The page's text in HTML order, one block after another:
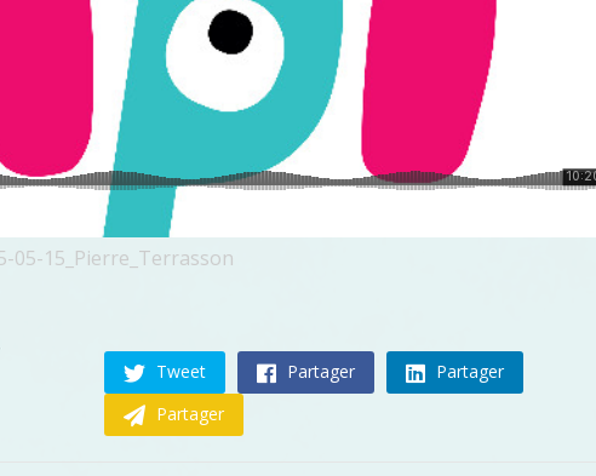
05-15_Pierre_Terrasson
Tweet Partager
Partager
Partager